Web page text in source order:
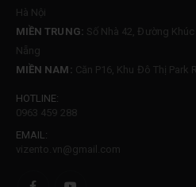
Hà Nội
MIỀN TRUNG: Số Nhà 42, Đường
Nẵng
MIỀN NAM: Căn P16, Khu Đô Thị Park
HOTLINE:
0963 459 288
EMAIL:
vizento.vn@gmail.com